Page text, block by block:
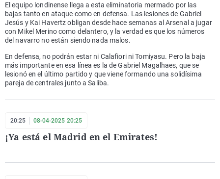
El equipo londinense llega a esta eliminatoria mermado por las
bajas tanto en ataque como en defensa. Las lesiones de Gabriel
Jesús y Kai Havertz obligan desde hace semanas al Arsenal a jugar
con Mikel Merino como delantero, y la verdad es que los números
del navarro no están siendo nada malos.
En defensa, no podrán estar ni Calafiori ni Tomiyasu. Pero la baja
más importante en esa línea es la de Gabriel Magalhaes, que se
lesionó en el último partido y que viene formando una solidísima
pareja de centrales junto a Saliba.
20:25 08-04-2025 20:25
¡Ya está el Madrid en el Emirates!